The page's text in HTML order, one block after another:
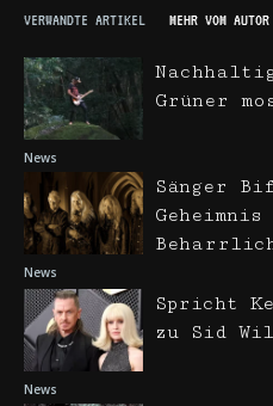
VERWANDTE ARTIKEL MEHR VOM AUTOR
News
Grüner
News
Sänger
News
Spricht
zu Sid